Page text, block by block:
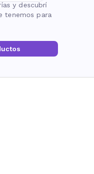
y descubrí
tenemos para